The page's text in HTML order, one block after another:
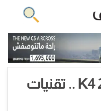
مواصفات كيا K4 2026 .. تقنيات